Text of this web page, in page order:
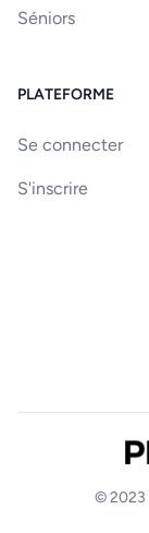
Séniors
PLATEFORME
Se connecter
S'inscrire
© 2023